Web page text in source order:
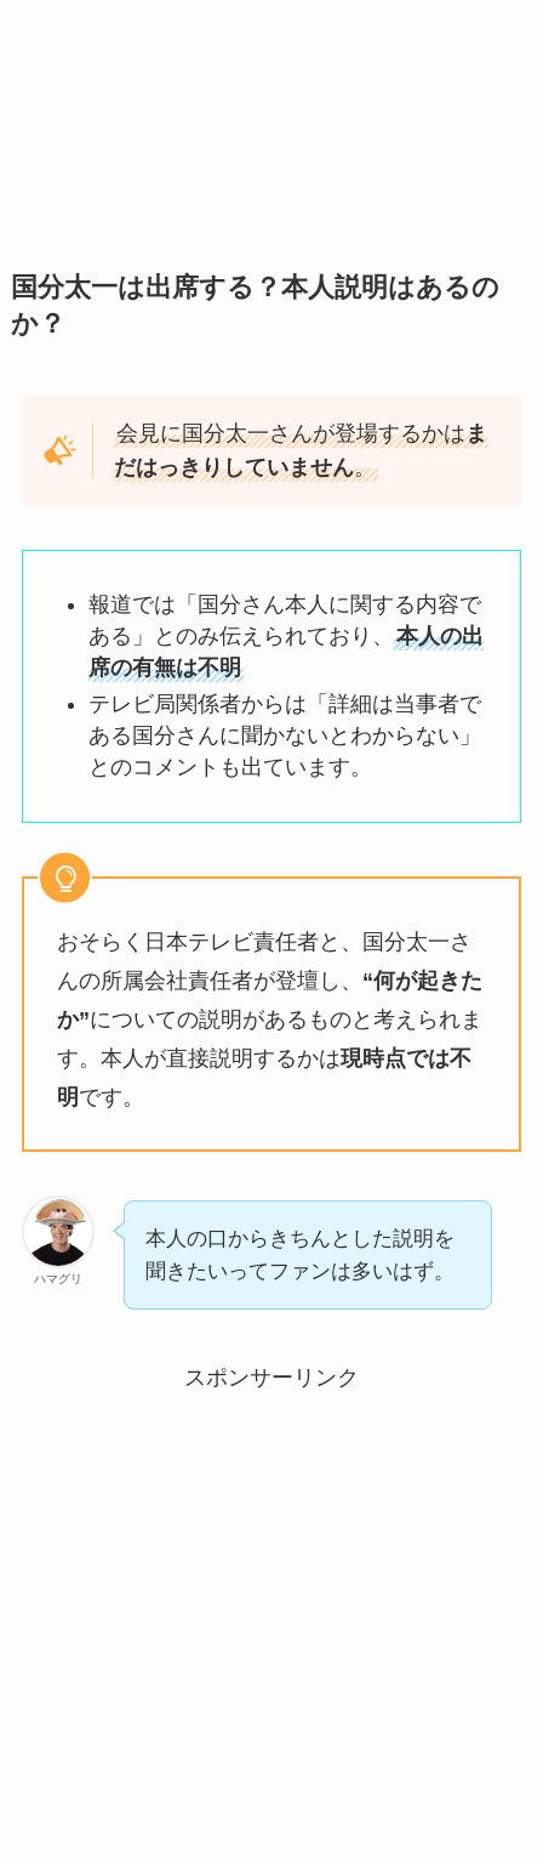
国分太一は出席する？本人説明はあるの
か？
会見に国分太一さんが登場するかはま
だはっきりしていません。
報道では「国分さん本人に関する内容で
ある」とのみ伝えられており、 本人の出
席の有無は不明
テレビ局関係者からは「詳細は当事者で
ある国分さんに聞かないとわからない」
とのコメントも出ています。
おそらく日本テレビ責任者と、国分太一さ
んの所属会社責任者が登壇し、 “何が起きた
か”についての説明があるものと考えられま
す。本人が直接説明するかは現時点では不
明 です。
ハマグリ
本人の口からきちんとした説明を
聞きたいってファンは多いはず。
スポンサーリンク